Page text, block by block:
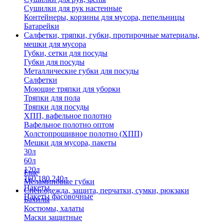
Сушилки для рук настенные
Контейнеры, корзины для мусора, пепельницы
Батарейки
Салфетки, тряпки, губки, протирочные материалы,
мешки для мусора
Губки, сетки для посуды
Губки для посуды
Металлические губки для посуды
Салфетки
Моющие тряпки для уборки
Тряпки для пола
Тряпки для посуды
ХПП, вафельное полотно
Вафельное полотно оптом
Холстопрошивное полотно (ХПП)
Мешки для мусора, пакеты
30л
60л
120л
160,180,240л
Пакеты
Пакеты фасовочные
Еще
Меламиновые губки
Спец.одежда, защита, перчатки, сумки, рюкзаки
Бахилы
Костюмы, халаты
Маски защитные